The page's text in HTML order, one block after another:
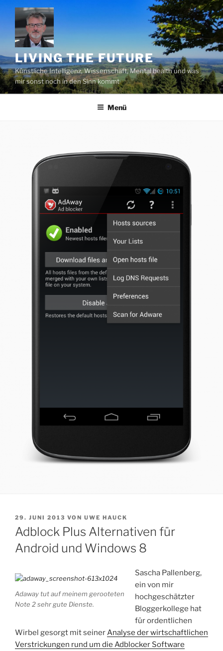
Zum
Inhalt
springen
LIVING THE FUTURE
Künstliche Intelligenz, Wissenschaft, Mental health und was
mir sonst noch in den Sinn kommt
Menü
VERÖFFENTLICHT
AM
29. JUNI 2013 VON UWE HAUCK
Adblock Plus Alternativen für
Android und Windows 8
Adaway tut auf meinem gerooteten
Note 2 sehr gute Dienste.
Sascha Pallenberg,
ein von mir
hochgeschätzter
Bloggerkollege hat
für ordentlichen
Wirbel gesorgt mit seiner Analyse der wirtschaftlichen
Verstrickungen rund um die Adblocker Software